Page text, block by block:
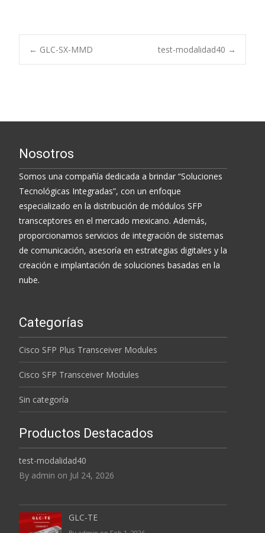
Post
← GLC-SX-MMD test-modalidad40 →
Nosotros
Somos una compañía dedicada a brindar “Soluciones
Tecnológicas Integradas”, con un enfoque
especializado en la distribución de módulos SFP
transceptores en el mercado mexicano. Además,
proporcionamos servicios de integración de sistemas
de comunicación, asesoría en estrategias digitales y la
creación e implantación de soluciones basadas en la
nube.
Categorías
Cisco SFP Plus Transceiver Modules
Cisco SFP Transceiver Modules
Sin categoría
Productos Destacados
test-modalidad40
By admin on Jul 24, 2026
GLC-TE